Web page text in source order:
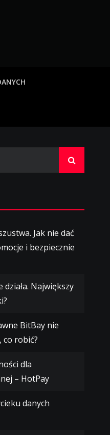
Jak nie dać
i bezpiecznie
Największy
BitBay nie
co robić?
dla
– HotPay
danych